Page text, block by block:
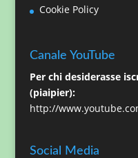
Cookie Policy
Canale YouTube
Per chi desiderasse
(piaipier):
http://
Social Media